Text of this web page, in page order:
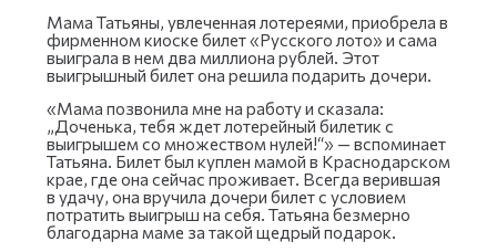
Мама Татьяны, увлеченная лотереями, приобрела в
фирменном киоске билет «Русского лото» и сама
выиграла в нем два миллиона рублей. Этот
выигрышный билет она решила подарить дочери.
«Мама позвонила мне на работу и сказала:
„Доченька, тебя ждет лотерейный билетик с
выигрышем со множеством нулей!“» — вспоминает
Татьяна. Билет был куплен мамой в Краснодарском
крае, где она сейчас проживает. Всегда верившая
в удачу, она вручила дочери билет с условием
потратить выигрыш на себя. Татьяна безмерно
благодарна маме за такой щедрый подарок.